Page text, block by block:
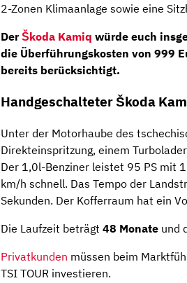
2-Zonen Klimaanlage sowie eine
DerŠkoda Kamiq würde euch
die Überführungskosten von 999
bereits berücksichtigt.
Handgeschalteter Škoda
Unter der Motorhaube des
Direkteinspritzung, einem
Der 1,0l-Benziner leistet 95 PS mit
km/h schnell. Das Tempo der
Sekunden. Der Kofferraum hat ein
Die Laufzeit beträgt 48 Monate und
Privatkunden müssen beim
TSI TOUR investieren.